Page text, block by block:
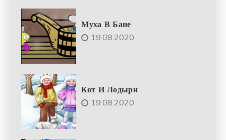
Муха В Бане
19.08.2020
Кот И Лодыри
19.08.2020